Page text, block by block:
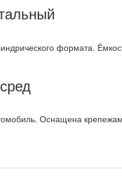
формата.
Оснащена